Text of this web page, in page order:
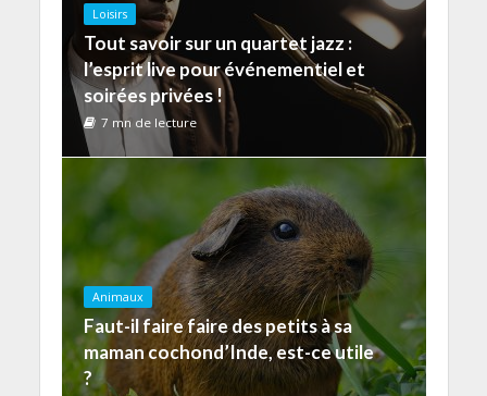
Loisirs
Tout savoir sur un quartet jazz :
l’esprit live pour événementiel et
soirées privées !
7 mn de lecture
Animaux
Faut-il faire faire des petits à sa
maman cochond’Inde, est-ce utile
?